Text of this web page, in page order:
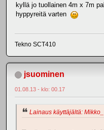
kyllä jo tuollainen 4m x 7m
hyppyreitä varten
Tekno SCT410
jsuominen
01.08.13 - klo: 00.17
Lainaus käyttäjältä: